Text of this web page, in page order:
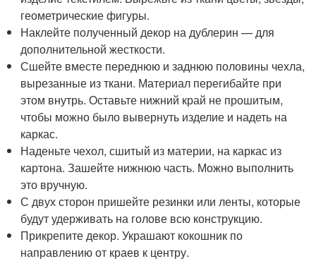
геометрические фигуры.
Наклейте полученный декор на дублерин — для
дополнительной жесткости.
Сшейте вместе переднюю и заднюю половины чехла,
вырезанные из ткани. Материал перегибайте при
этом внутрь. Оставьте нижний край не прошитым,
чтобы можно было вывернуть изделие и надеть на
каркас.
Наденьте чехол, сшитый из материи, на каркас из
картона. Зашейте нижнюю часть. Можно выполнить
это вручную.
С двух сторон пришейте резинки или ленты, которые
будут удерживать на голове всю конструкцию.
Прикрепите декор. Украшают кокошник по
направлению от краев к центру.